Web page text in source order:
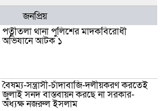
জনপ্রিয়
পত্নীতলা থানা পুলিশের মাদকবিরোধী
অভিযানে আটক ১
বৈষম্য-সন্ত্রাসী-চাঁদাবাজি-দলীয়করণ করতেই
জুলাই সনদ বাস্তবায়ন করছে না সরকার-
অধ্যক্ষ নজরুল ইসলাম